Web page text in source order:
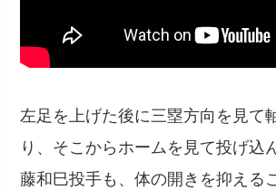
左足を上げた後に三塁方向を見て
り、そこからホームを見て投げ込
藤和巳投手も、体の開きを抑える